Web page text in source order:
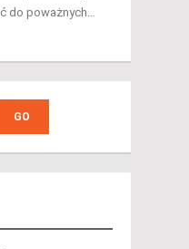
do poważnych…